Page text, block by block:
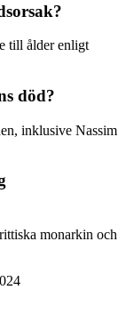
till ålder enligt
död?
inklusive Nassim
monarkin och